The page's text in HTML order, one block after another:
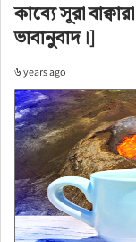
কাব্যে সূরা
ভাবানুবাদ।]
৬ years ago